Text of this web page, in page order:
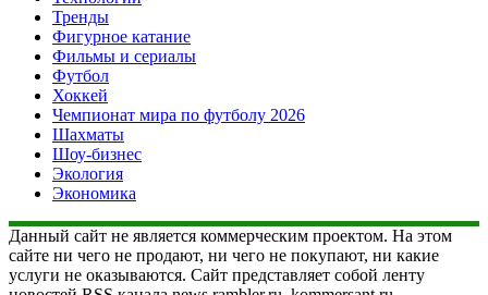
Тренды
Фигурное катание
Фильмы и сериалы
Футбол
Хоккей
Чемпионат мира по футболу 2026
Шахматы
Шоу-бизнес
Экология
Экономика
Данный сайт не является коммерческим проектом. На этом
сайте ни чего не продают, ни чего не покупают, ни какие
услуги не оказываются. Сайт представляет собой ленту